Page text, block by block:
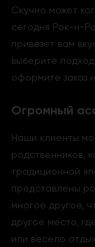
Скучно может
сегодня Рок-н-
привезет вам
выберите
оформите заказ
Огромный
Наши клиенты
родственников,
традиционной
представлены
многое другое,
другое место,
или весело